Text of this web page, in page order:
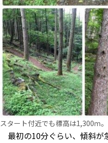
スタート付近でも標高は1,300ｍ。
最初の10分ぐらい、傾斜が